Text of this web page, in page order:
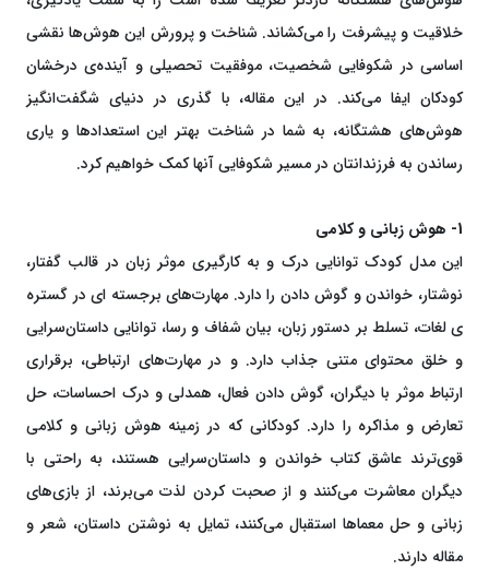
خلاقیت و پیشرفت را می‌کشاند. شناخت و پرورش این هوش‌ها نقشی
اساسی در شکوفایی شخصیت، موفقیت تحصیلی و آینده‌ی درخشان
کودکان ایفا می‌کند. در این مقاله، با گذری در دنیای شگفت‌انگیز
هوش‌های هشتگانه، به شما در شناخت بهتر این استعدادها و یاری
رساندن به فرزندانتان در مسیر شکوفایی آنها کمک خواهیم کرد.
1- هوش زبانی و کلامی
این مدل کودک توانایی درک و به کارگیری موثر زبان در قالب گفتار،
نوشتار، خواندن و گوش دادن را دارد. مهارت‌های برجسته ای در گستره
ی لغات، تسلط بر دستور زبان، بیان شفاف و رسا، توانایی داستان‌سرایی
و خلق محتوای متنی جذاب دارد. و در مهارت‌های ارتباطی، برقراری
ارتباط موثر با دیگران، گوش دادن فعال، همدلی و درک احساسات، حل
تعارض و مذاکره را دارد. کودکانی که در زمینه هوش زبانی و کلامی
قوی‌ترند عاشق کتاب خواندن و داستان‌سرایی هستند، به راحتی با
دیگران معاشرت می‌کنند و از صحبت کردن لذت می‌برند، از بازی‌های
زبانی و حل معماها استقبال می‌کنند، تمایل به نوشتن داستان، شعر و
مقاله دارند.